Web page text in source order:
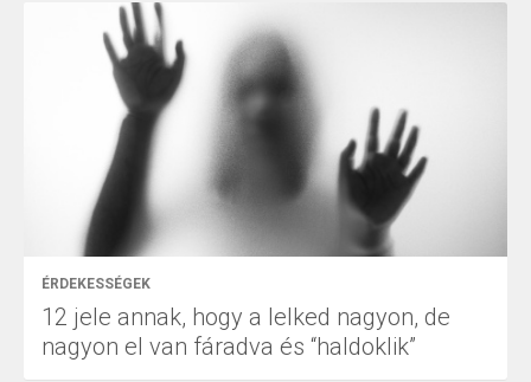
ÉRDEKESSÉGEK
12 jele annak, hogy a lelked nagyon, de
nagyon el van fáradva és “haldoklik”